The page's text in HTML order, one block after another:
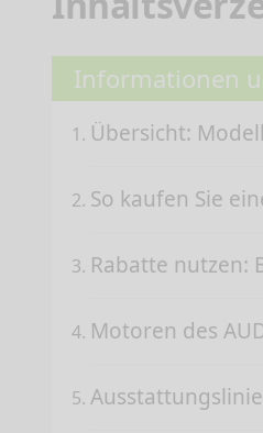
Informationen
Übersicht:
So kaufen Sie
Rabatte nutzen:
Motoren des